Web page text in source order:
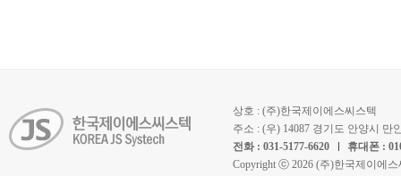
상호 : (주)한국제이에스씨스텍
주소 : (우) 14087 경기도 안양시 만
전화 : 031-5177-6620
휴대폰 :
Copyright ⓒ 2026 (주)한국제이에스